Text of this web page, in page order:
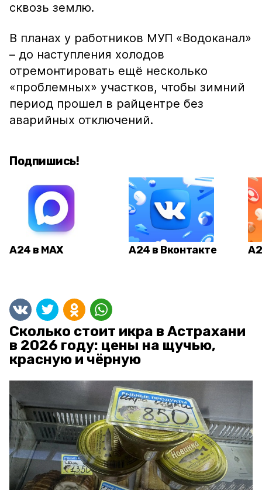
сквозь землю.
В планах у работников МУП «Водоканал»
– до наступления холодов
отремонтировать ещё несколько
«проблемных» участков, чтобы зимний
период прошел в райцентре без
аварийных отключений.
Подпишись!
А24 в MAX А24 в Вконтакте
Сколько стоит икра в Астрахани
в 2026 году: цены на щучью,
красную и чёрную